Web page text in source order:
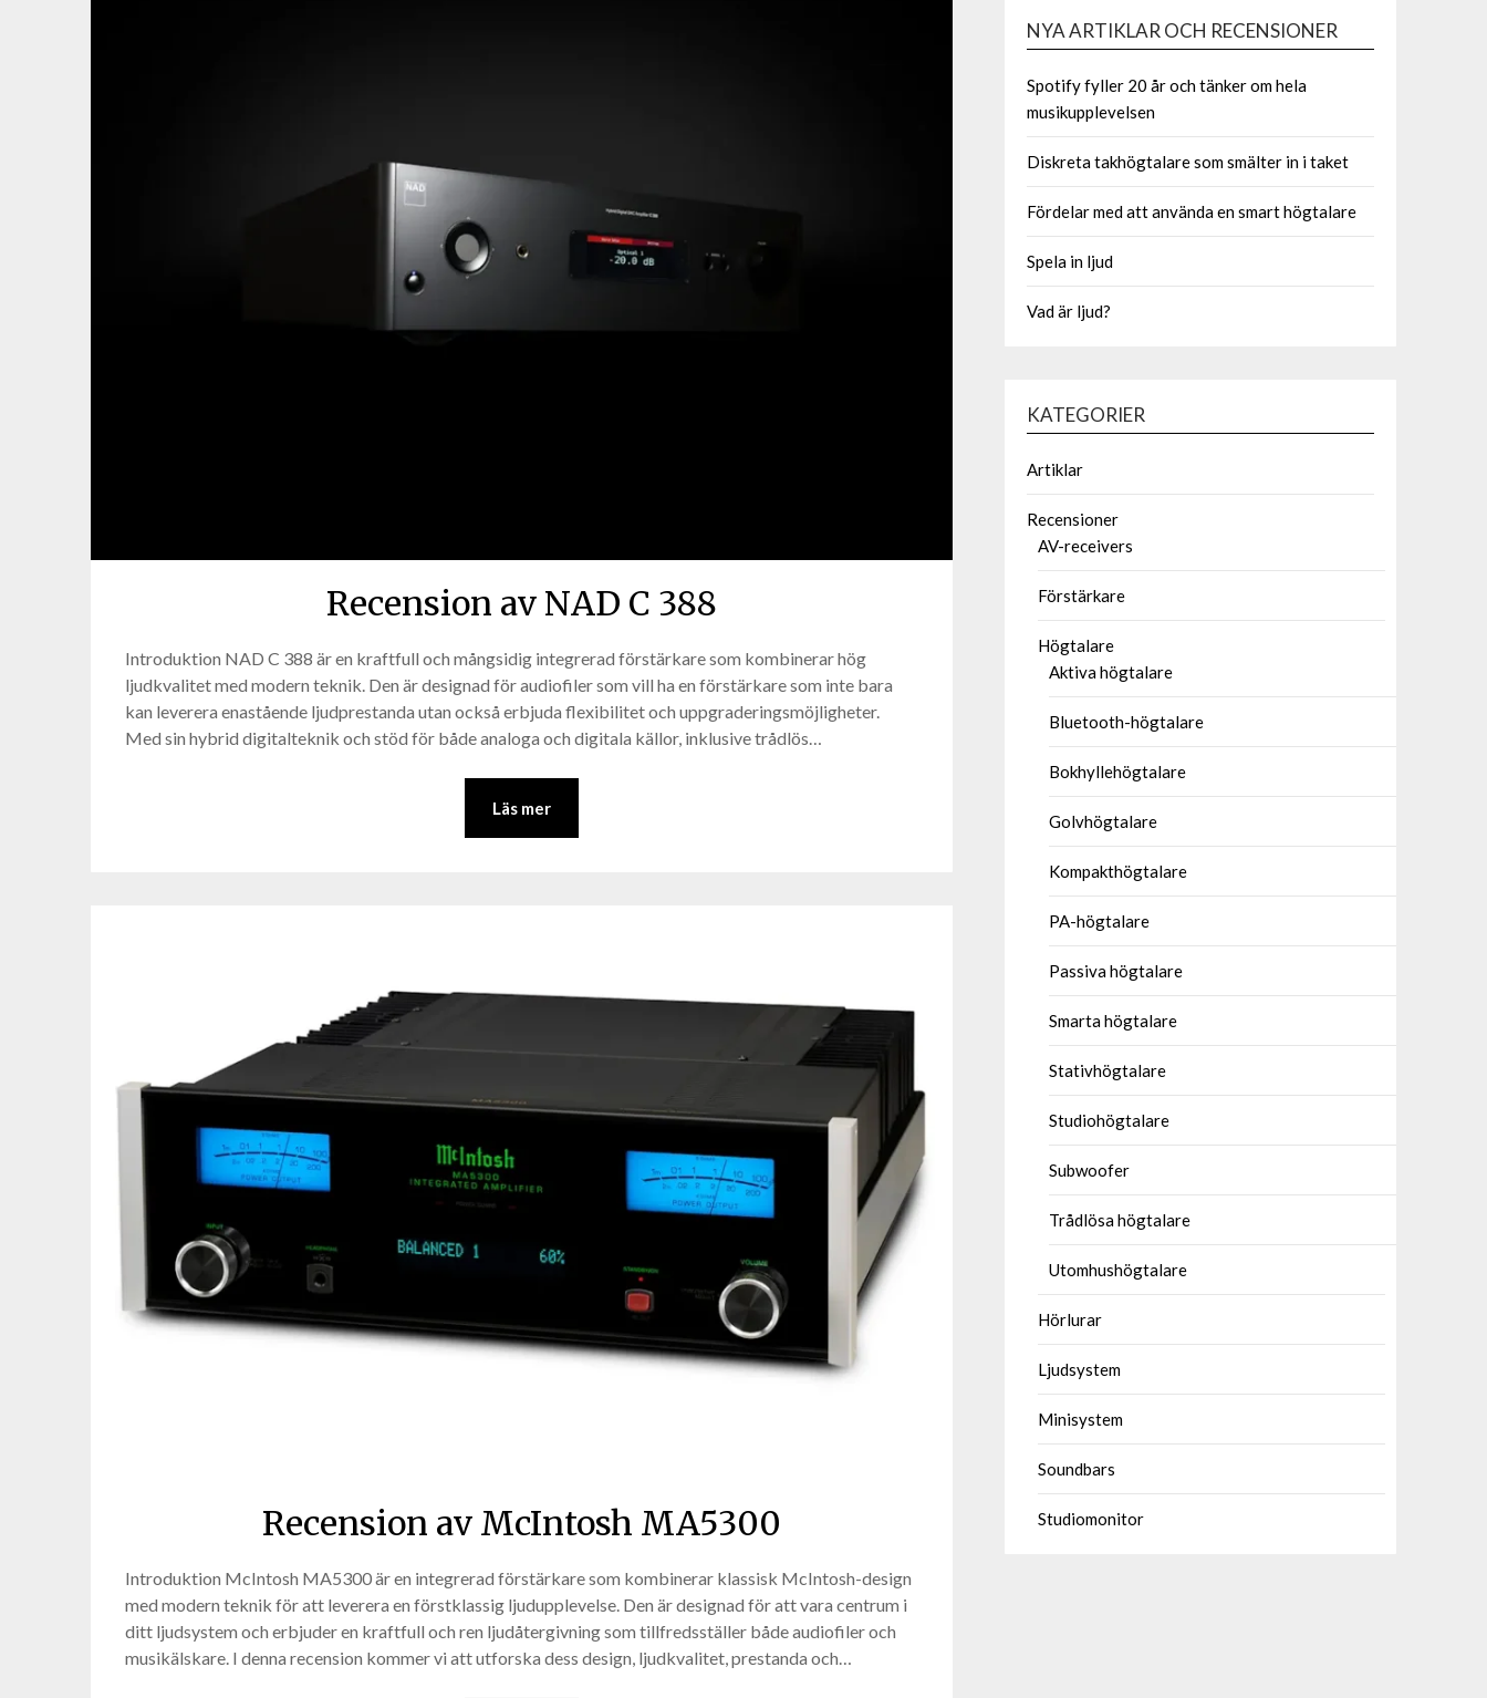
Recension av NAD C 388
Introduktion NAD C 388 är en kraftfull och mångsidig integrerad förstärkare som kombinerar hög
ljudkvalitet med modern teknik. Den är designad för audiofiler som vill ha en förstärkare som inte bara
kan leverera enastående ljudprestanda utan också erbjuda flexibilitet och uppgraderingsmöjligheter.
Med sin hybrid digitalteknik och stöd för både analoga och digitala källor, inklusive trådlös…
Läs mer
Recension av McIntosh MA5300
Introduktion McIntosh MA5300 är en integrerad förstärkare som kombinerar klassisk McIntosh-design
med modern teknik för att leverera en förstklassig ljudupplevelse. Den är designad för att vara centrum i
ditt ljudsystem och erbjuder en kraftfull och ren ljudåtergivning som tillfredsställer både audiofiler och
musikälskare. I denna recension kommer vi att utforska dess design, ljudkvalitet, prestanda och…
NYA ARTIKLAR OCH RECENSIONER
Spotify fyller 20 år och tänker om hela
musikupplevelsen
Diskreta takhögtalare som smälter in i taket
Fördelar med att använda en smart högtalare
Spela in ljud
Vad är ljud?
KATEGORIER
Artiklar
Recensioner
AV-receivers
Förstärkare
Högtalare
Aktiva högtalare
Bluetooth-högtalare
Bokhyllehögtalare
Golvhögtalare
Kompakthögtalare
PA-högtalare
Passiva högtalare
Smarta högtalare
Stativhögtalare
Studiohögtalare
Subwoofer
Trådlösa högtalare
Utomhushögtalare
Hörlurar
Ljudsystem
Minisystem
Soundbars
Studiomonitor